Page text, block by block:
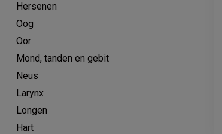
Hersenen
Oog
Oor
Mond, tanden en gebit
Neus
Larynx
Longen
Hart